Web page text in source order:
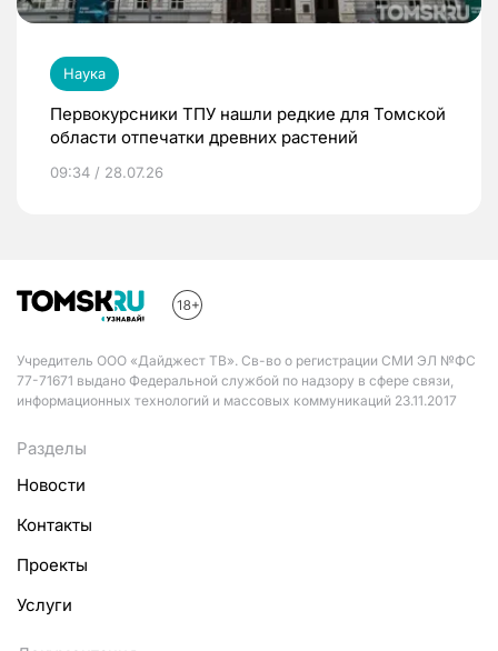
Наука
Первокурсники ТПУ нашли редкие для Томской
области отпечатки древних растений
09:34 / 28.07.26
Учредитель ООО «Дайджест ТВ». Св-во о регистрации СМИ ЭЛ №ФС
77-71671 выдано Федеральной службой по надзору в сфере связи,
информационных технологий и массовых коммуникаций 23.11.2017
Разделы
Новости
Контакты
Проекты
Услуги